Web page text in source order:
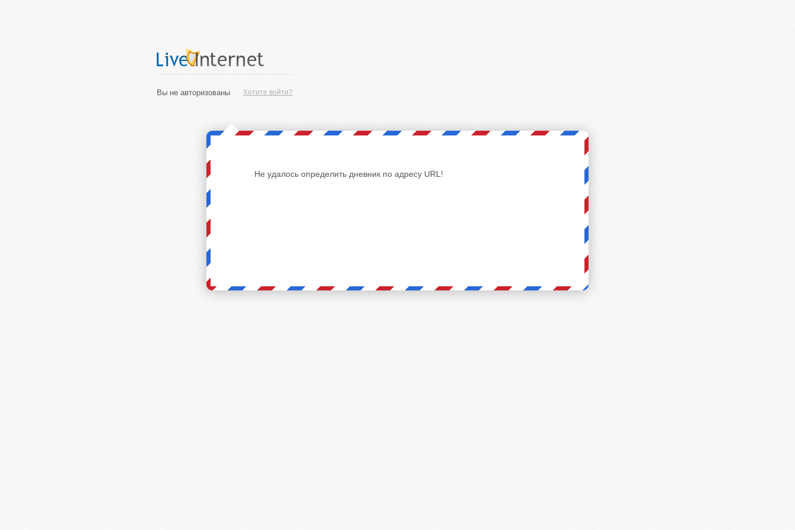
Хотите войти?
Вы не авторизованы
Не удалось определить дневник по адресу URL!